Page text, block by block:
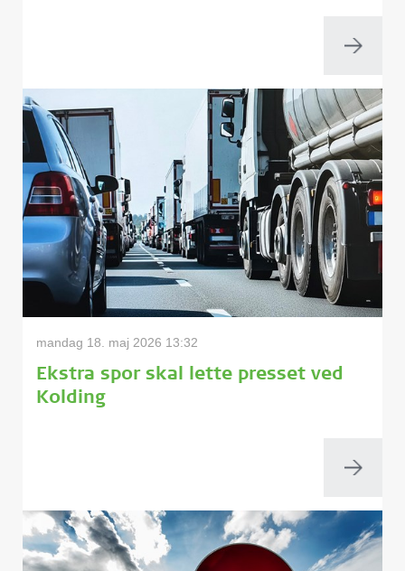
mandag 18. maj 2026 13:32
Ekstra spor skal lette presset ved
Kolding